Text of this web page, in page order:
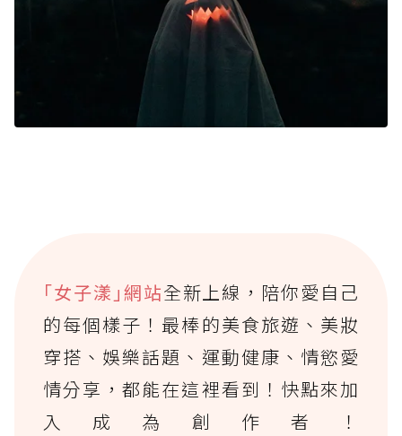
｢女子漾｣網站全新上線，陪你愛自己
的每個樣子！最棒的美食旅遊、美妝
穿搭、娛樂話題、運動健康、情慾愛
情分享，都能在這裡看到！快點來加
入成為創作者！